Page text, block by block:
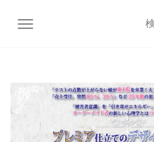
ナビゲーション切り替え